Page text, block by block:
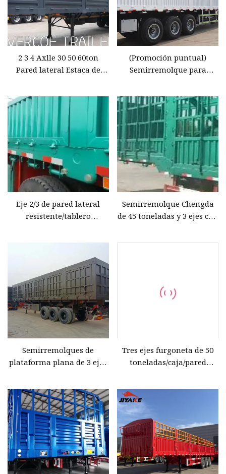
2 3 4 Axlle 30 50 60ton
Pared lateral Estaca de
Semirremolque
semirremolque de carga
cerrado con valla
(Promoción puntual)
Semirremolque para
de 3 ejes y 60 toneladas de
China Remolque para
transporte de animales de
ganado/ganado/vacas/
de corral a la venta en
Sudán
Eje 2/3 de pared lateral
resistente/tablero
semirremolque con
bloqueo de contenedor
Semirremolque Chengda
de 45 toneladas y 3 ejes con
Semirremolques de
plataforma plana de 3 ejes
semirremolques de
plataforma plana para la
venta
Tres ejes furgoneta de 50
toneladas/caja/pared
animales/ganado/cerveza